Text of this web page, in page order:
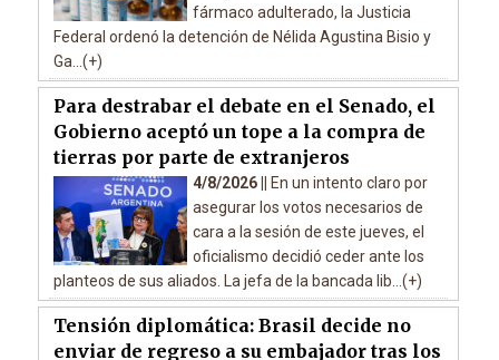
fármaco adulterado, la Justicia
Federal ordenó la detención de Nélida Agustina Bisio y
Ga...(+)
Para destrabar el debate en el Senado, el
Gobierno aceptó un tope a la compra de
tierras por parte de extranjeros
4/8/2026 ||
En un intento claro por
asegurar los votos necesarios de
cara a la sesión de este jueves, el
oficialismo decidió ceder ante los
planteos de sus aliados. La jefa de la bancada lib...(+)
Tensión diplomática: Brasil decide no
enviar de regreso a su embajador tras los